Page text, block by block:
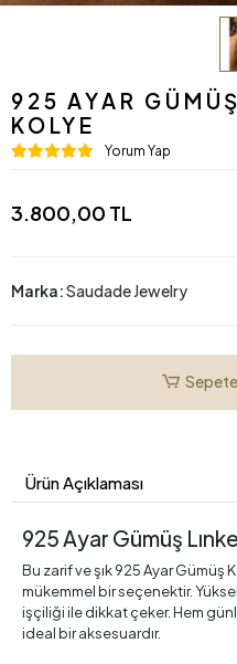
925 AYAR
KOLYE
Yorum Yap
3.800,00 TL
Marka:Saudade Jewelry
Ürün Açıklaması
925 Ayar Gümüş
Bu zarif ve şık 925 Ayar
mükemmel bir seçenektir.
işçiliği ile dikkat çeker. Hem
ideal bir aksesuardır.